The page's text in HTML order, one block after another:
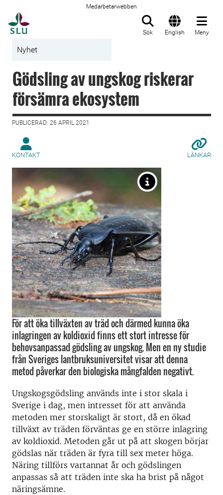
Medarbetarwebben
Sök English Meny
Nyhet
Gödsling av ungskog riskerar
försämra ekosystem
PUBLICERAD: 26 APRIL 2021
KONTAKT LÄNKAR
För att öka tillväxten av träd och därmed kunna öka
inlagringen av koldioxid finns ett stort intresse för
behovsanpassad gödsling av ungskog. Men en ny studie
från Sveriges lantbruksuniversitet visar att denna
metod påverkar den biologiska mångfalden negativt.
Ungskogsgödsling används inte i stor skala i
Sverige i dag, men intresset för att använda
metoden mer storskaligt är stort, då en ökad
tillväxt av träden förväntas ge en större inlagring
av koldioxid. Metoden går ut på att skogen börjar
gödslas när träden är fyra till sex meter höga.
Näring tillförs vartannat år och gödslingen
anpassas så att träden inte ska ha brist på något
näringsämne.